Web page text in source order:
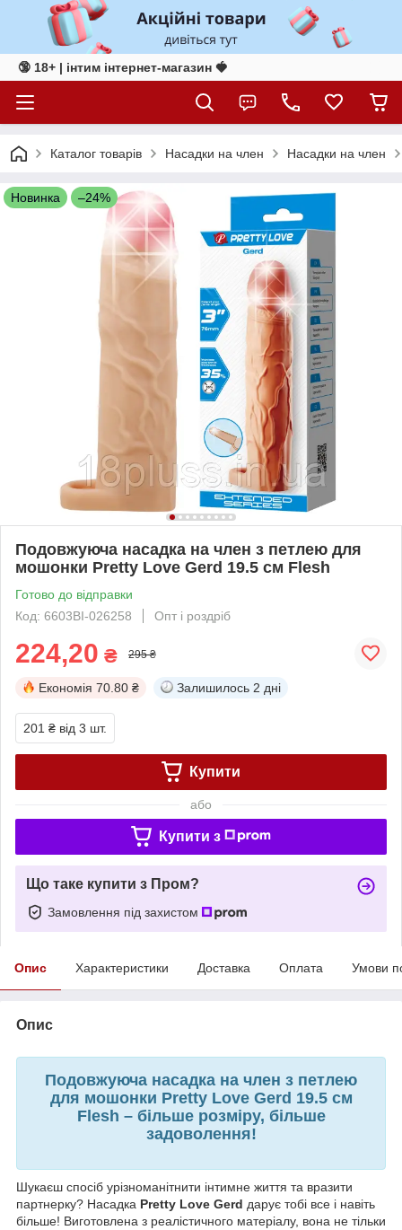
🔞 18+ | інтим інтернет-магазин 🍓
Каталог товарів Насадки на член Насадки на член
Новинка –24%
Подовжуюча насадка на член з петлею для
мошонки Pretty Love Gerd 19.5 см Flesh
Готово до відправки
Код: 6603BI-026258
Опт і роздріб
224,20 ₴ 295 ₴
Економія 70.80 ₴ Залишилось 2 дні
201 ₴ від 3 шт.
Купити
або
Купити з
Що таке купити з Пром?
Замовлення під захистом
Опис Характеристики Доставка Оплата Умови
Опис
Подовжуюча насадка на член з петлею
для мошонки Pretty Love Gerd 19.5 см
Flesh – більше розміру, більше
задоволення!
Шукаєш спосіб урізноманітнити інтимне життя та вразити
партнерку? Насадка Pretty Love Gerd дарує тобі все і навіть
більше! Виготовлена з реалістичного матеріалу, вона не тільки